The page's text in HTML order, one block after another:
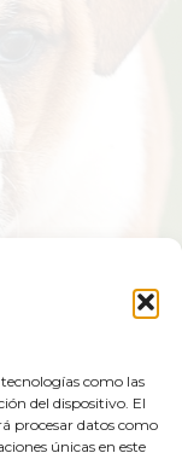
como las
del dispositivo. El
procesar datos como
únicas en este